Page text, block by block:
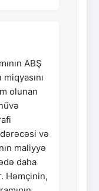
ABŞ
olunan
dərəcəsi və
maliyyə
daha
Həmçinin,